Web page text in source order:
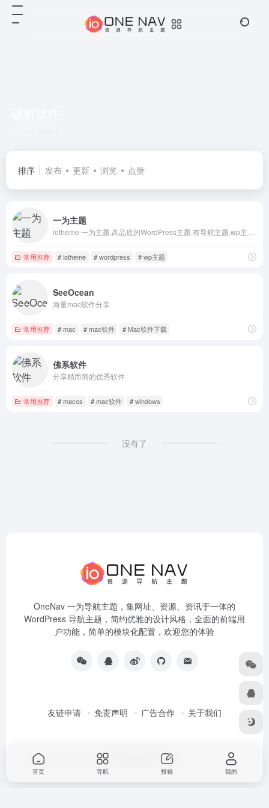
排序 发布 更新 浏览 点赞
一为主题
常用推荐 # iotheme # wordpress # wp主题
SeeOcean
海量mac软件分享
常用推荐 # mac # mac软件 # Mac软件下载
佛系软件
分享精而简的优秀软件
常用推荐 # macos # mac软件 # windows
没有了
OneNav 一为导航主题，集网址、资源、资讯于一体的
WordPress 导航主题，简约优雅的设计风格，全面的前端用
户功能，简单的模块化配置，欢迎您的体验
友链申请 免责声明 广告合作 关于我们
Copyright © 2026 一为导航 强力驱动
首页 导航 投稿 我的